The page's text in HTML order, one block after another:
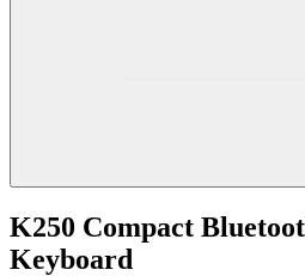
K250 Compact
Keyboard